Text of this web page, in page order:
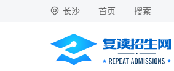
长沙 首页 搜索